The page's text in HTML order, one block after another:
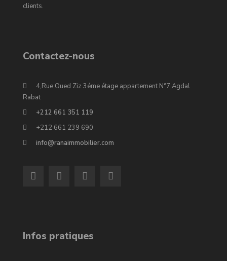
clients.
Contactez-nous
4,Rue Oued Ziz 3éme étage appartement N°7,Agdal
Rabat
+212 661 351 119
+212 661 239 690
info@ranaimmobilier.com
Infos pratiques